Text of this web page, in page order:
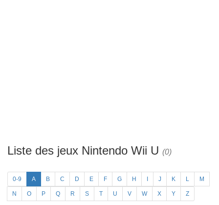
Liste des jeux Nintendo Wii U (0)
0-9 A B C D E F G H J K L M
N O P Q R S T U V W X Y Z